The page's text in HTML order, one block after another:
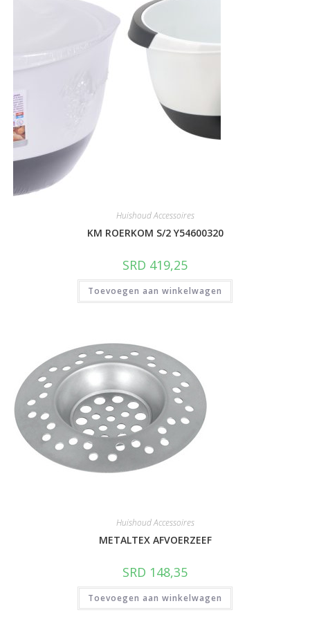
Huishoud Accessoires
KM ROERKOM S/2 Y54600320
SRD 419,25
Toevoegen aan winkelwagen
Huishoud Accessoires
METALTEX AFVOERZEEF
SRD 148,35
Toevoegen aan winkelwagen